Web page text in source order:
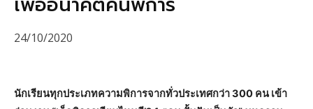
24/10/2020
นักเรียนทุกประเภทความพิการจากทั่วประเทศกว่า 300 คน เข้า